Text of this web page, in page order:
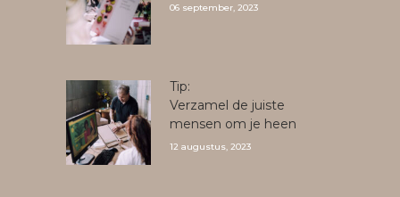
06 september, 2023
Tip:
Verzamel de juiste
mensen om je heen
12 augustus, 2023